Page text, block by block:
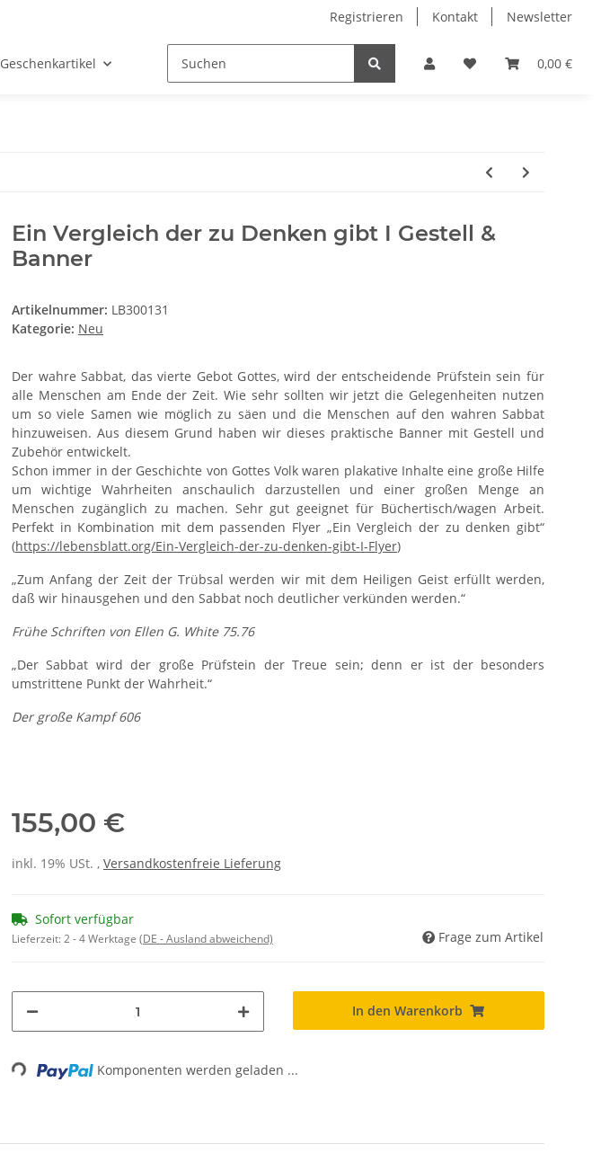
Registrieren Kontakt Newsletter
0,00 €
Geschenkartikel
Ein Vergleich der zu Denken gibt I Gestell &
Banner
Artikelnummer: LB300131
Kategorie: Neu
Der wahre Sabbat, das vierte Gebot Gottes, wird der entscheidende Prüfstein sein für
alle Menschen am Ende der Zeit. Wie sehr sollten wir jetzt die Gelegenheiten nutzen
um so viele Samen wie möglich zu säen und die Menschen auf den wahren Sabbat
hinzuweisen. Aus diesem Grund haben wir dieses praktische Banner mit Gestell und
Zubehör entwickelt.
Schon immer in der Geschichte von Gottes Volk waren plakative Inhalte eine große Hilfe
um wichtige Wahrheiten anschaulich darzustellen und einer großen Menge an
Menschen zugänglich zu machen. Sehr gut geeignet für Büchertisch/wagen Arbeit.
Perfekt in Kombination mit dem passenden Flyer „Ein Vergleich der zu denken gibt“
(https://lebensblatt.org/Ein-Vergleich-der-zu-denken-gibt-I-Flyer)
„Zum Anfang der Zeit der Trübsal werden wir mit dem Heiligen Geist erfüllt werden,
daß wir hinausgehen und den Sabbat noch deutlicher verkünden werden.“
Frühe Schriften von Ellen G. White 75.76
„Der Sabbat wird der große Prüfstein der Treue sein; denn er ist der besonders
umstrittene Punkt der Wahrheit.“
Der große Kampf 606
155,00 €
inkl. 19% USt. , Versandkostenfreie Lieferung
Sofort verfügbar
Lieferzeit:2 - 4 Werktage (DE - Ausland abweichend) Frage zum Artikel
In den Warenkorb
Loading... Komponenten werden geladen ...